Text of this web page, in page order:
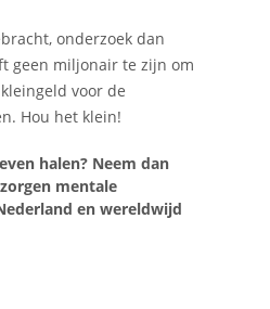
onderzoek dan
geen miljonair te zijn om
voor de
Hou het klein!
halen? Neem dan
mentale
en wereldwijd